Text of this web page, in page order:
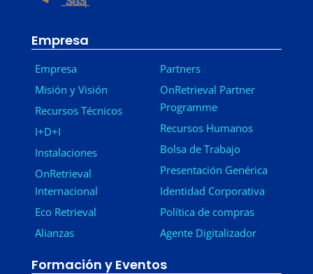
Empresa
Empresa
Misión y Visión
Recursos Técnicos
I+D+I
Instalaciones
OnRetrieval
Internacional
Eco Retrieval
Alianzas
Partners
OnRetrieval Partner
Programme
Recursos Humanos
Bolsa de Trabajo
Presentación Genérica
Identidad Corporativa
Política de compras
Agente Digitalizador
Formación y Eventos